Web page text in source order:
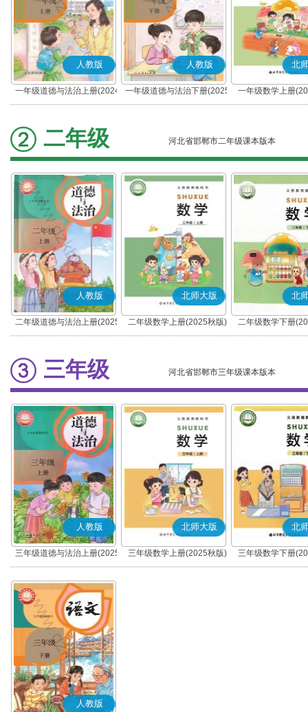
人教版
一年级道德与法治上册(2024
秋版)(部编版)
人教版
一年级道德与法治下册(2025
春版)(部编版)
北
一年级数学上册
二年级 河北省邯郸市二年级课本版本
人教版
二年级道德与法治上册(2025
秋版)(部编版)
北师大版
二年级数学上册(2025秋版)
北
二年级数学下册
三年级 河北省邯郸市三年级课本版本
人教版
三年级道德与法治上册(2025
秋版)(部编版)
北师大版
三年级数学上册(2025秋版)
北
三年级数学下册
人教版